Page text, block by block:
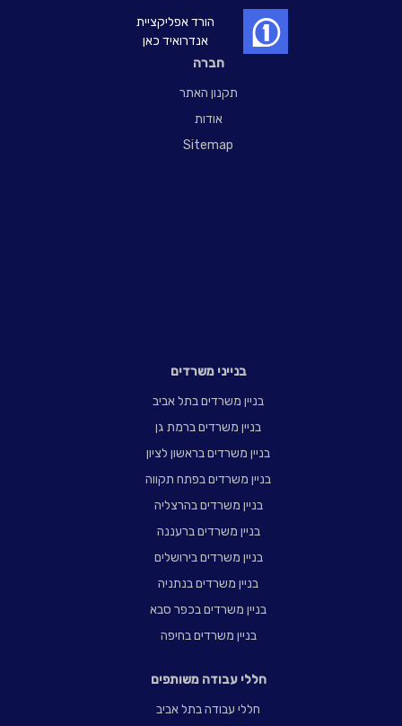
חברה
תקנון האתר
אודות
Sitemap
בנייני משרדים
בניין משרדים בתל אביב
בניין משרדים ברמת גן
בניין משרדים בראשון לציון
בניין משרדים בפתח תקווה
בניין משרדים בהרצליה
בניין משרדים ברעננה
בניין משרדים בירושלים
בניין משרדים בנתניה
בניין משרדים בכפר סבא
בניין משרדים בחיפה
חללי עבודה משותפים
חללי עבודה בתל אביב
הורד אפליקציית
אנדרואיד כאן